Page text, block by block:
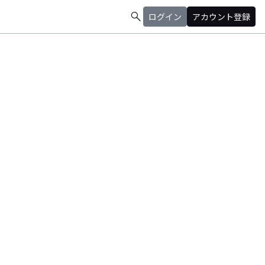
search ログイン アカウント登録